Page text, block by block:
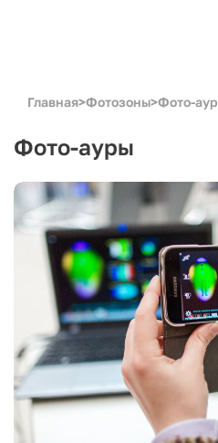
Главная>Фотозоны>Фото-
Фото-ауры